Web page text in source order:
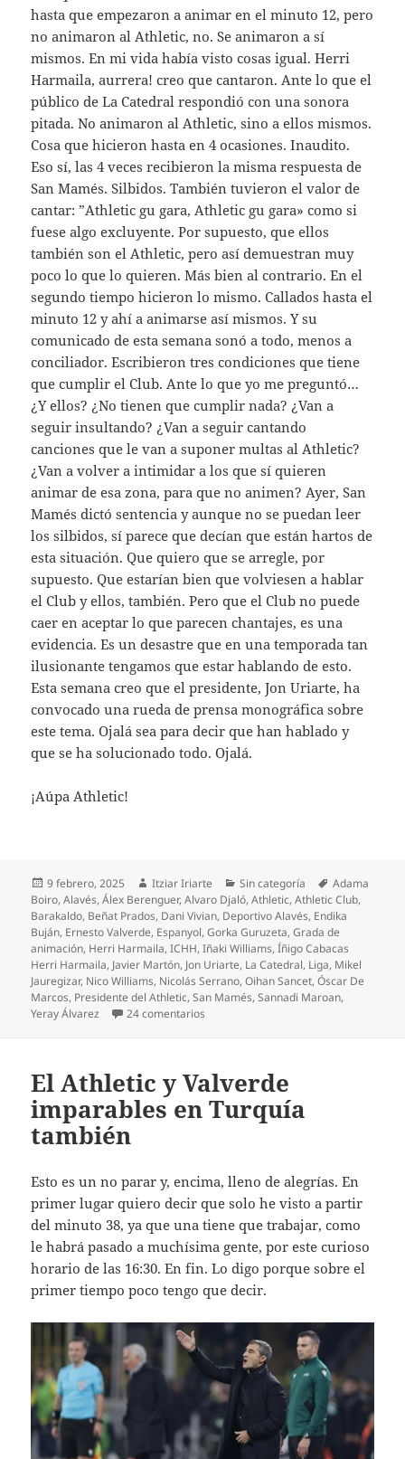
hasta que empezaron a animar en el minuto 12, pero
no animaron al Athletic, no. Se animaron a sí
mismos. En mi vida había visto cosas igual. Herri
Harmaila, aurrera! creo que cantaron. Ante lo que el
público de La Catedral respondió con una sonora
pitada. No animaron al Athletic, sino a ellos mismos.
Cosa que hicieron hasta en 4 ocasiones. Inaudito.
Eso sí, las 4 veces recibieron la misma respuesta de
San Mamés. Silbidos. También tuvieron el valor de
cantar: ”Athletic gu gara, Athletic gu gara» como si
fuese algo excluyente. Por supuesto, que ellos
también son el Athletic, pero así demuestran muy
poco lo que lo quieren. Más bien al contrario. En el
segundo tiempo hicieron lo mismo. Callados hasta el
minuto 12 y ahí a animarse así mismos. Y su
comunicado de esta semana sonó a todo, menos a
conciliador. Escribieron tres condiciones que tiene
que cumplir el Club. Ante lo que yo me preguntó…
¿Y ellos? ¿No tienen que cumplir nada? ¿Van a
seguir insultando? ¿Van a seguir cantando
canciones que le van a suponer multas al Athletic?
¿Van a volver a intimidar a los que sí quieren
animar de esa zona, para que no animen? Ayer, San
Mamés dictó sentencia y aunque no se puedan leer
los silbidos, sí parece que decían que están hartos de
esta situación. Que quiero que se arregle, por
supuesto. Que estarían bien que volviesen a hablar
el Club y ellos, también. Pero que el Club no puede
caer en aceptar lo que parecen chantajes, es una
evidencia. Es un desastre que en una temporada tan
ilusionante tengamos que estar hablando de esto.
Esta semana creo que el presidente, Jon Uriarte, ha
convocado una rueda de prensa monográfica sobre
este tema. Ojalá sea para decir que han hablado y
que se ha solucionado todo. Ojalá.
¡Aúpa Athletic!
Publicado
el
9 febrero, 2025 Autor
Itziar Iriarte Categorías
Sin categoría Etiquetas
Adama
Boiro,Alavés,Álex Berenguer,Alvaro Djaló,Athletic,Athletic Club,
Barakaldo, Beñat Prados, Dani Vivian, Deportivo Alavés, Endika
Buján, Ernesto Valverde, Espanyol,Gorka Guruzeta,Grada de
animación, Herri Harmaila,ICHH,Iñaki Williams,Íñigo Cabacas
Herri Harmaila, Javier Martón, Jon Uriarte, La Catedral, Liga, Mikel
Jauregizar, Nico Williams, Nicolás Serrano,Oihan Sancet,Óscar De
Marcos, Presidente del Athletic,San Mamés,Sannadi Maroan,
Yeray Álvarez
24 comentarios
El Athletic y Valverde
imparables en Turquía
también
Esto es un no parar y, encima, lleno de alegrías. En
primer lugar quiero decir que solo he visto a partir
del minuto 38, ya que una tiene que trabajar, como
le habrá pasado a muchísima gente, por este curioso
horario de las 16:30. En fin. Lo digo porque sobre el
primer tiempo poco tengo que decir.